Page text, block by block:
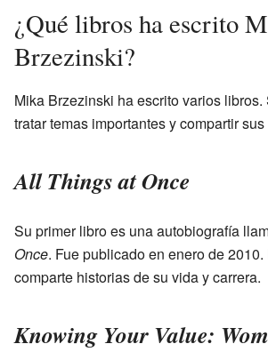
¿Qué libros ha escrito
Brzezinski?
Mika Brzezinski ha escrito varios
tratar temas importantes y compartir
All Things at Once
Su primer libro es una autobiografía
Once. Fue publicado en enero de
comparte historias de su vida y carrera.
Knowing Your Value: